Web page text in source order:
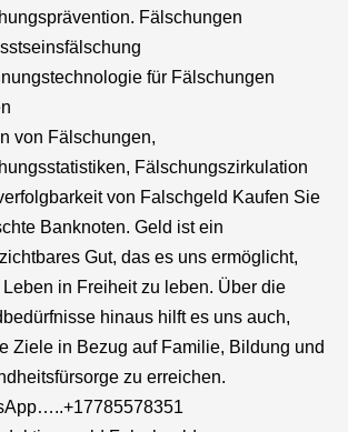
Fälschungen
für Fälschungen
von Fälschungen,
Fälschungszirkulation
von Falschgeld Kaufen Sie
Banknoten. Geld ist ein
Gut, das es uns ermöglicht,
Leben in Freiheit zu leben. Über die
hinaus hilft es uns auch,
Ziele in Bezug auf Familie, Bildung und
zu erreichen.